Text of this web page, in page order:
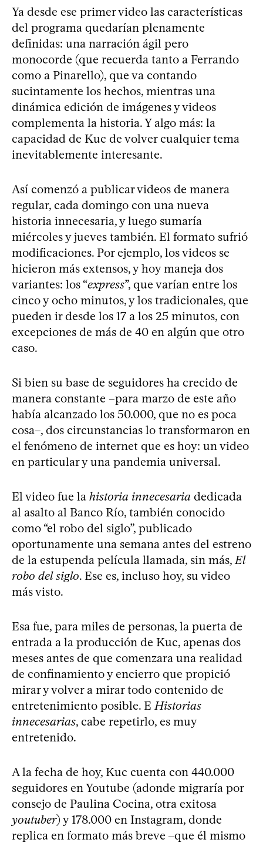
Ya desde ese primer video las características
del programa quedarían plenamente
definidas: una narración ágil pero
monocorde (que recuerda tanto a Ferrando
como a Pinarello), que va contando
sucintamente los hechos, mientras una
dinámica edición de imágenes y videos
complementa la historia. Y algo más: la
capacidad de Kuc de volver cualquier tema
inevitablemente interesante.
Así comenzó a publicar videos de manera
regular, cada domingo con una nueva
historia innecesaria, y luego sumaría
miércoles y jueves también. El formato sufrió
modificaciones. Por ejemplo, los videos se
hicieron más extensos, y hoy maneja dos
variantes: los “express”, que varían entre los
cinco y ocho minutos, y los tradicionales, que
pueden ir desde los 17 a los 25 minutos, con
excepciones de más de 40 en algún que otro
caso.
Si bien su base de seguidores ha crecido de
manera constante –para marzo de este año
había alcanzado los 50.000, que no es poca
cosa–, dos circunstancias lo transformaron en
el fenómeno de internet que es hoy: un video
en particular y una pandemia universal.
El video fue la historia innecesaria dedicada
al asalto al Banco Río, también conocido
como “el robo del siglo”, publicado
oportunamente una semana antes del estreno
de la estupenda película llamada, sin más,El
robo del siglo. Ese es, incluso hoy, su video
más visto.
Esa fue, para miles de personas, la puerta de
entrada a la producción de Kuc, apenas dos
meses antes de que comenzara una realidad
de confinamiento y encierro que propició
mirar y volver a mirar todo contenido de
entretenimiento posible. EHistorias
innecesarias, cabe repetirlo, es muy
entretenido.
A la fecha de hoy, Kuc cuenta con 440.000
seguidores en Youtube (adonde migraría por
consejo de Paulina Cocina, otra exitosa
youtuber) y 178.000 en Instagram, donde
replica en formato más breve ‒que él mismo